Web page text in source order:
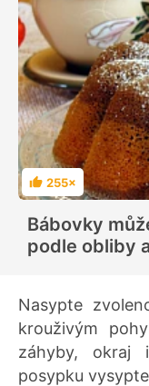
H
o
n
o
c
e
255×
Bábovky
podle obliby
Nasypte
krouživým
záhyby, okraj
posypku